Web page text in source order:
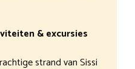
& excursies
strand van Sissi